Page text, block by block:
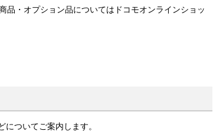
・オプション品についてはドコモオンラインショッ
ついてご案内します。